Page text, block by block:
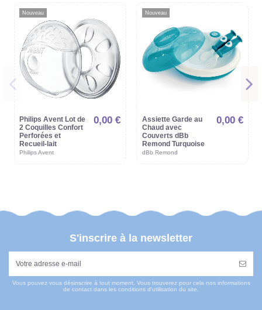
Nouveau
Philips Avent Lot de
2 Coquilles Confort
Perforées et
Recueil-lait
Philips Avent
0,00 €
Nouveau
Assiette Garde au
Chaud avec
Couverts dBb
Remond Turquoise
dBb Remond
0,00 €
S'inscrire à la newsletter
Vous pouvez vous désinscrire à tout moment. Vous trouverez pour cela nos informations
de contact dans les conditions d'utilisation du site.